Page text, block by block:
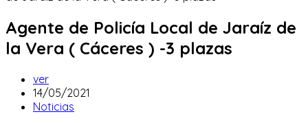
Agente de Policía Local de Jaraíz de
la Vera ( Cáceres ) -3 plazas
Autor
de
la
ver
Publicación
de
14/05/2021
Categoría
Noticias